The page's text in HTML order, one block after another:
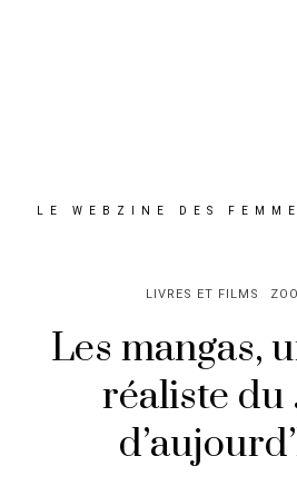
LE WEBZINE DES
LIVRES ET FILMS
Les mangas,
réaliste du